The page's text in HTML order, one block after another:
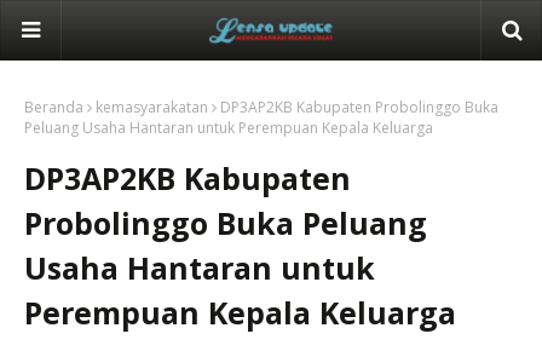
Beranda kemasyarakatan
DP3AP2KB Kabupaten Probolinggo Buka
Peluang Usaha Hantaran untuk Perempuan Kepala Keluarga
DP3AP2KB Kabupaten
Probolinggo Buka Peluang
Usaha Hantaran untuk
Perempuan Kepala Keluarga